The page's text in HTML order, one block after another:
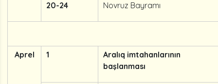
20-24 Novruz Bayramı
Aprel 1
Aralıq imtahanlarının
başlanması